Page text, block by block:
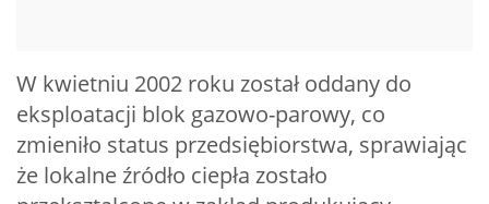
W kwietniu 2002 roku został oddany do
eksploatacji blok gazowo-parowy, co
zmieniło status przedsiębiorstwa, sprawiając
że lokalne źródło ciepła zostało